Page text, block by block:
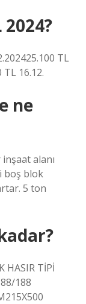
TL
TL 16.12.
ne
alanı
boş blok
5 ton
HASIR TİPİ
188